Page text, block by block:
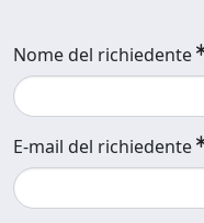
Nome del richiedente
E-mail del richiedente